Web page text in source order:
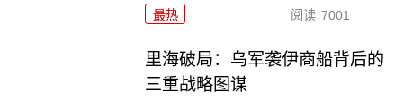
最热 阅读 7001
里海破局：乌军袭伊商船背后的
三重战略图谋